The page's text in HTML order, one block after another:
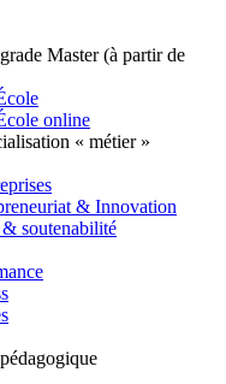
Master (à partir de
online
« métier »
& Innovation
soutenabilité